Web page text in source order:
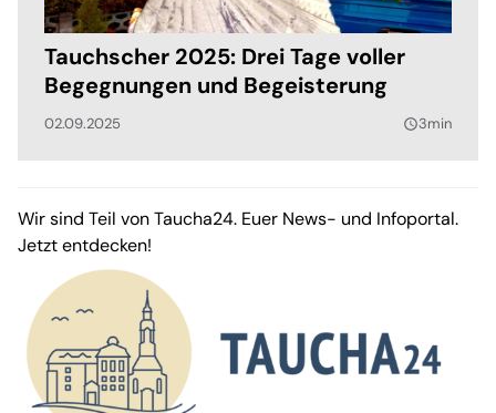
Tauchscher 2025: Drei Tage voller
Begegnungen und Begeisterung
02.09.2025 query_builder3min
Wir sind Teil von Taucha24. Euer News- und Infoportal.
Jetzt entdecken!